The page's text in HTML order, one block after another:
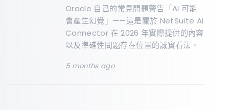
Oracle 自己的常見問題警告「AI 可能
會產生幻覺」——這是關於 NetSuite AI
Connector 在 2026 年實際提供的內容
以及準確性問題存在位置的誠實看法。
5 months ago